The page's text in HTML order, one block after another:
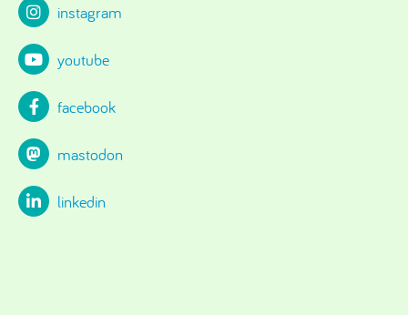
instagram
youtube
facebook
mastodon
linkedin